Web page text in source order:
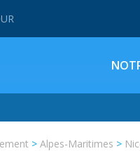
>Alpes-Maritimes >